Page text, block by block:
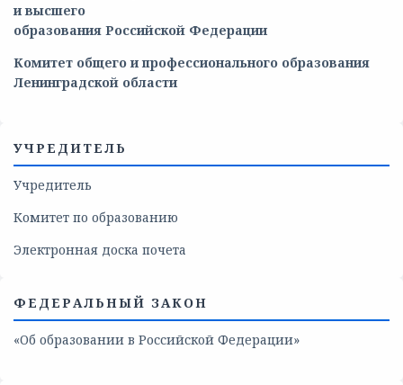
и высшего
образования Российской Федерации
Комитет общего и профессионального образования
Ленинградской области
УЧРЕДИТЕЛЬ
Учредитель
Комитет по образованию
Электронная доска почета
ФЕДЕРАЛЬНЫЙ ЗАКОН
«Об образовании в Российской Федерации»